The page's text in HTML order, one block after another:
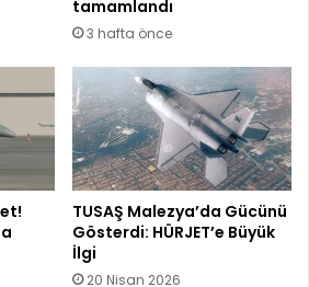
tamamlandı
3 hafta önce
TUSAŞ Malezya’da Gücünü
Gösterdi: HÜRJET’e Büyük
İlgi
20 Nisan 2026